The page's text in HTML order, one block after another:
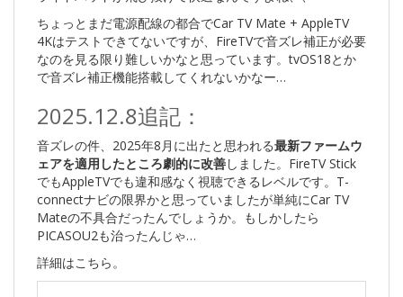
ちょっとまだ電源配線の都合でCar TV Mate + AppleTV
4Kはテストできてないですが、FireTVで音ズレ補正が必要
なのを見る限り難しいかなと思っています。tvOS18とか
で音ズレ補正機能搭載してくれないかなー…
2025.12.8追記：
音ズレの件、2025年8月に出たと思われる最新ファームウ
ェアを適用したところ劇的に改善しました。FireTV Stick
でもAppleTVでも違和感なく視聴できるレベルです。T-
connectナビの限界かと思っていましたが単純にCar TV
Mateの不具合だったんでしょうか。もしかしたら
PICASOU2も治ったんじゃ…
詳細はこちら。